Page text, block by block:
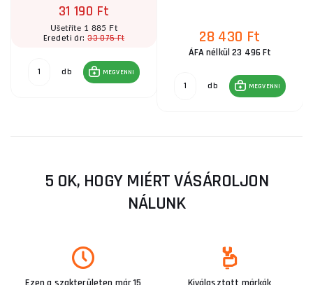
31 190 Ft
Ušetříte 1 885 Ft
Eredeti ár:33 075 Ft
db MEGVENNI
28 430 Ft
ÁFA nélkül 23 496 Ft
db MEGVENNI
5 OK, HOGY MIÉRT VÁSÁROLJON
NÁLUNK